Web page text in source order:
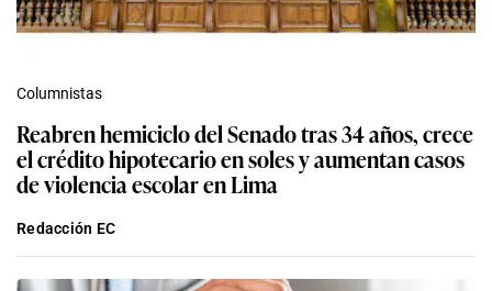
Columnistas
Reabren hemiciclo del Senado tras 34 años, crece
el crédito hipotecario en soles y aumentan casos
de violencia escolar en Lima
Redacción EC